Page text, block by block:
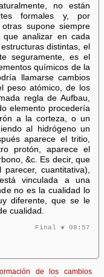
no están
formales y, por
supone siempre
analizar en cada
distintas, el
seguramente, es el
químicos de la
llamarse cambios
peso atómico, de los
regla de Aufbau,
elemento procedería
a la corteza, o un
al hidrógeno un
aparece el tritio,
protón, aparece el
&c. Es decir, que
cuantitativa),
vinculada a una
no es la cualidad lo
diferente, que se le
cualidad.
Final ❦ 08:57
de los cambios